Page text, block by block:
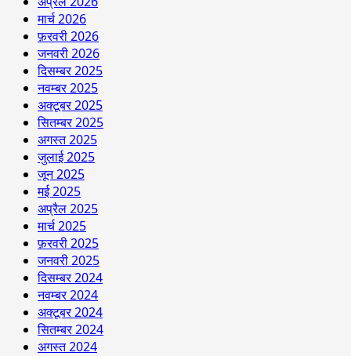
मार्च 2026
फ़रवरी 2026
जनवरी 2026
दिसम्बर 2025
नवम्बर 2025
अक्टूबर 2025
सितम्बर 2025
अगस्त 2025
जुलाई 2025
जून 2025
मई 2025
अप्रैल 2025
मार्च 2025
फ़रवरी 2025
जनवरी 2025
दिसम्बर 2024
नवम्बर 2024
अक्टूबर 2024
सितम्बर 2024
अगस्त 2024